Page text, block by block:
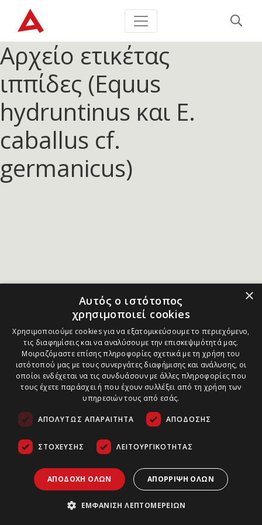
Αρχείο ετικέτας
ιππίδες (Equus
hydruntinus και E.
caballus cf.
germanicus)
×
Αυτός ο ιστότοπος
χρησιμοποιεί cookies
Χρησιμοποιούμε cookies για να εξατομικεύσουμε το περιεχόμενο,
τις διαφημίσεις και να αναλύσουμε την επισκεψιμότητά μας.
Μοιραζόμαστε επίσης πληροφορίες σχετικά με τη χρήση του
ιστότοπού μας με τους συνεργάτες διαφήμισης και ανάλυσης, οι
οποίοι ενδέχεται να τις συνδυάσουν με άλλες πληροφορίες που
τους έχετε παράσχει ή που έχουν συλλέξει από τη χρήση των
υπηρεσιών τους από εσάς.
ΑΠΟΛΎΤΩΣ ΑΠΑΡΑΊΤΗΤΑ ΑΠΌΔΟΣΗΣ
ΣΤΌΧΕΥΣΗΣ ΛΕΙΤΟΥΡΓΙΚΌΤΗΤΑΣ
ΑΠΟΔΟΧΉ ΌΛΩΝ ΑΠΌΡΡΙΨΗ ΌΛΩΝ
ΕΜΦΆΝΙΣΗ ΛΕΠΤΟΜΕΡΕΙΏΝ